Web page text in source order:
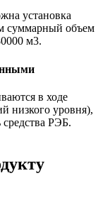
установка
суммарный объем
м3.
в ходе
низкого уровня),
средства РЭБ.